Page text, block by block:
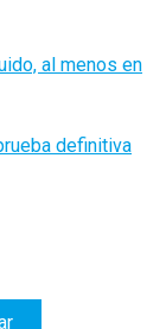
al menos en
definitiva